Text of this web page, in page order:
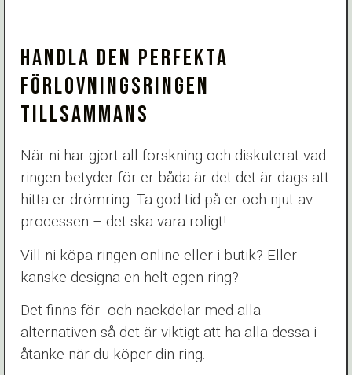
HANDLA DEN PERFEKTA
FÖRLOVNINGSRINGEN
TILLSAMMANS
När ni har gjort all forskning och diskuterat vad
ringen betyder för er båda är det det är dags att
hitta er drömring. Ta god tid på er och njut av
processen – det ska vara roligt!
Vill ni köpa ringen online eller i butik? Eller
kanske designa en helt egen ring?
Det finns för- och nackdelar med alla
alternativen så det är viktigt att ha alla dessa i
åtanke när du köper din ring.